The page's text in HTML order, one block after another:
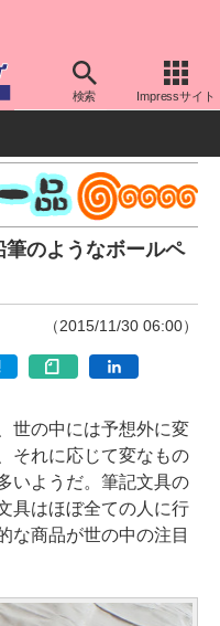
検索 Impressサイト
その他
のようなボールペ
（2015/11/30 06:00）
世の中には予想外に変
それに応じて変なもの
いようだ。筆記文具の
具はほぼ全ての人に行
な商品が世の中の注目